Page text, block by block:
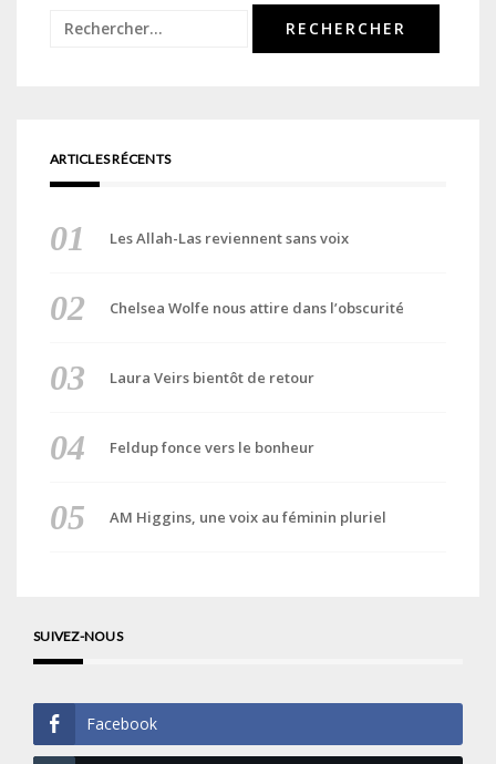
Rechercher :
ARTICLES RÉCENTS
Les Allah-Las reviennent sans voix
Chelsea Wolfe nous attire dans l’obscurité
Laura Veirs bientôt de retour
Feldup fonce vers le bonheur
AM Higgins, une voix au féminin pluriel
SUIVEZ-NOUS
Facebook